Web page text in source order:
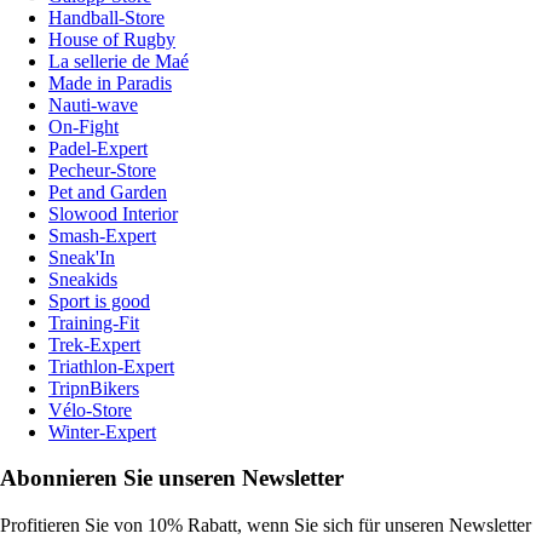
Handball-Store
House of Rugby
La sellerie de Maé
Made in Paradis
Nauti-wave
On-Fight
Padel-Expert
Pecheur-Store
Pet and Garden
Slowood Interior
Smash-Expert
Sneak'In
Sneakids
Sport is good
Training-Fit
Trek-Expert
Triathlon-Expert
TripnBikers
Vélo-Store
Winter-Expert
Abonnieren Sie unseren Newsletter
Profitieren Sie von 10% Rabatt, wenn Sie sich für unseren Newsletter